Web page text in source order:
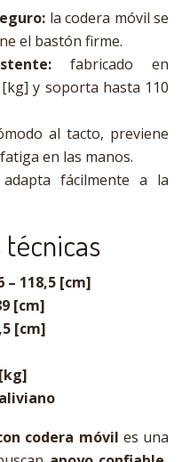
la codera móvil se
el bastón firme.
fabricado en
y soporta hasta 110
al tacto, previene
en las manos.
fácilmente a la
– 118,5 [cm]
[cm]
[cm]
codera móvil es una